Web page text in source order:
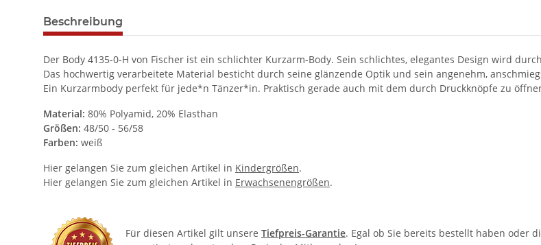
Beschreibung
Der Body 4135-0-H von Fischer ist ein schlichter Kurzarm-Body. Sein schlichtes, elegantes Design wird
Das hochwertig verarbeitete Material besticht durch seine glänzende Optik und sein angenehm,
Ein Kurzarmbody perfekt für jede*n Tänzer*in. Praktisch gerade auch mit dem durch Druckknöpfe zu
Material: 80% Polyamid, 20% Elasthan
Größen: 48/50 - 56/58
Farben: weiß
Hier gelangen Sie zum gleichen Artikel in Kindergrößen.
Hier gelangen Sie zum gleichen Artikel in Erwachsenengrößen.
Für diesen Artikel gilt unsere Tiefpreis-Garantie. Egal ob Sie bereits bestellt haben oder